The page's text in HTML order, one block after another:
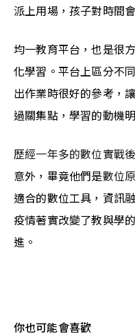
派上用場，孩子對時間
均一教育平台，也是很
化學習。平台上區分不
出作業時很好的參考，
過關集點，學習的動機
歷經一年多的數位實戰
意外，畢竟他們是數位
適合的數位工具，資訊
疫情著實改變了教與學
進。
你也可能會喜歡